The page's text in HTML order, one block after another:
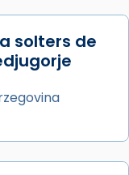
amb el
que
fou el primer
per
solters de